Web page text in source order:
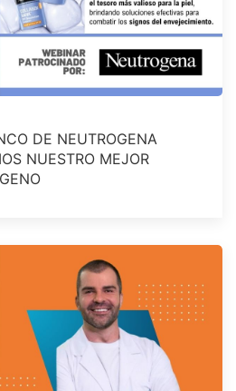
DE NEUTROGENA
NUESTRO MEJOR